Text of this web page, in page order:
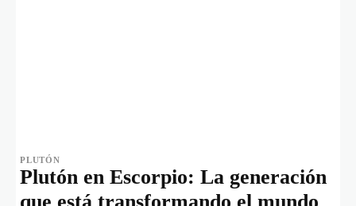
PLUTÓN
Plutón en Escorpio: La generación
que está transformando el mundo